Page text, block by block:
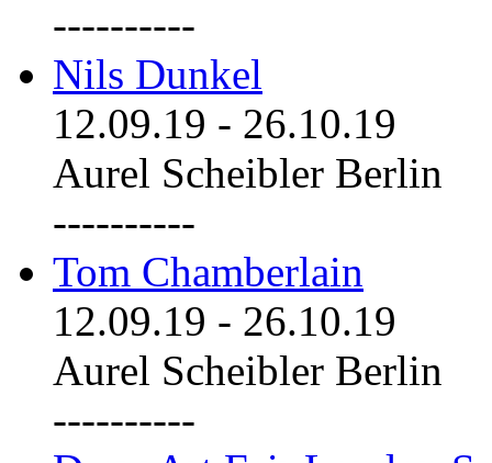
----------
Nils Dunkel
12.09.19 - 26.10.19
Aurel Scheibler Berlin
----------
Tom Chamberlain
12.09.19 - 26.10.19
Aurel Scheibler Berlin
----------